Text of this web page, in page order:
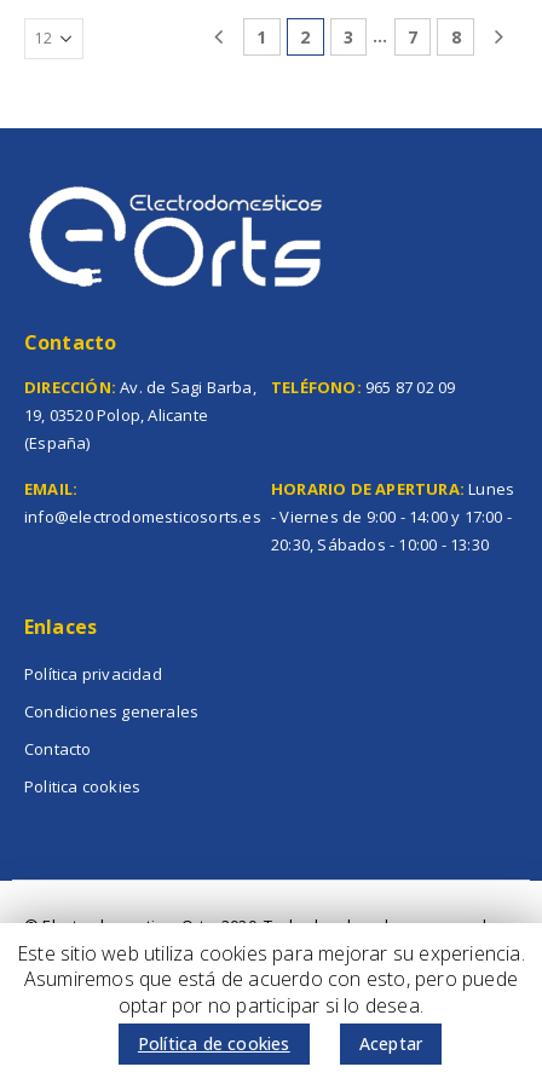
1 2 3 … 7 8
Contacto
DIRECCIÓN: Av. de Sagi Barba,
19, 03520 Polop, Alicante
(España)
TELÉFONO: 965 87 02 09
EMAIL:
info@electrodomesticosorts.es
HORARIO DE APERTURA: Lunes
- Viernes de 9:00 - 14:00 y 17:00 -
20:30, Sábados - 10:00 - 13:30
Enlaces
Política privacidad
Condiciones generales
Contacto
Politica cookies
© ElectrodomesticosOrts. 2020. Todos los derechos reservados
Este sitio web utiliza cookies para mejorar su experiencia.
Asumiremos que está de acuerdo con esto, pero puede
optar por no participar si lo desea.
Política de cookies Aceptar